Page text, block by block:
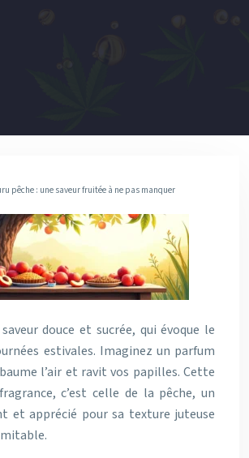
pêche : une saveur fruitée à ne pas manquer
douce et sucrée, qui évoque le
estivales. Imaginez un parfum
l’air et ravit vos papilles. Cette
c’est celle de la pêche, un
et apprécié pour sa texture juteuse